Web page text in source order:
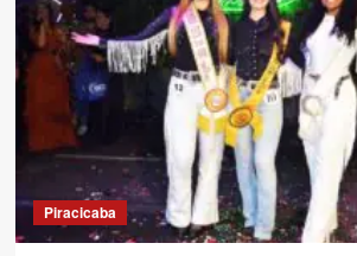
Piracicaba